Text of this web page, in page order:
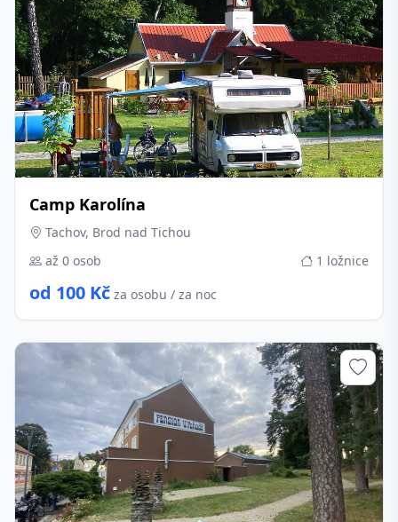
Camp Karolína
Tachov, Brod nad Tichou
až 0 osob
1 ložnice
od 100 Kč za osobu / za noc